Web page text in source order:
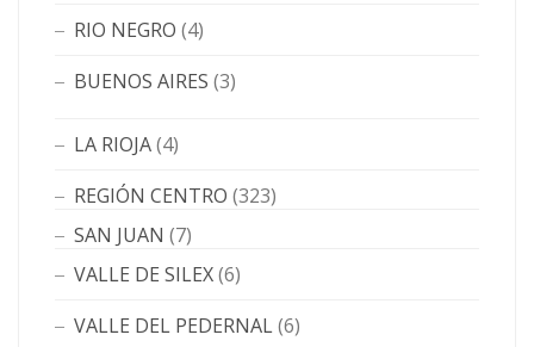
RIO NEGRO (4)
BUENOS AIRES (3)
LA RIOJA(4)
REGIÓN CENTRO (323)
SAN JUAN (7)
VALLE DE SILEX(6)
VALLE DEL PEDERNAL(6)